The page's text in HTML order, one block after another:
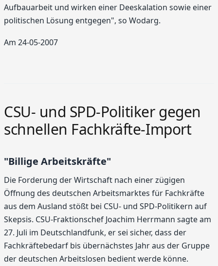
Aufbauarbeit und wirken einer Deeskalation sowie einer
politischen Lösung entgegen", so Wodarg.
Am 24-05-2007
CSU- und SPD-Politiker gegen
schnellen Fachkräfte-Import
"Billige Arbeitskräfte"
Die Forderung der Wirtschaft nach einer zügigen
Öffnung des deutschen Arbeitsmarktes für Fachkräfte
aus dem Ausland stößt bei CSU- und SPD-Politikern auf
Skepsis. CSU-Fraktionschef Joachim Herrmann sagte am
27. Juli im Deutschlandfunk, er sei sicher, dass der
Fachkräftebedarf bis übernächstes Jahr aus der Gruppe
der deutschen Arbeitslosen bedient werde könne.